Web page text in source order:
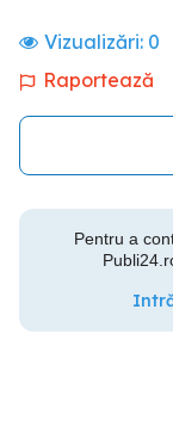
Vizualizări: 0
Raportează
Pentru a